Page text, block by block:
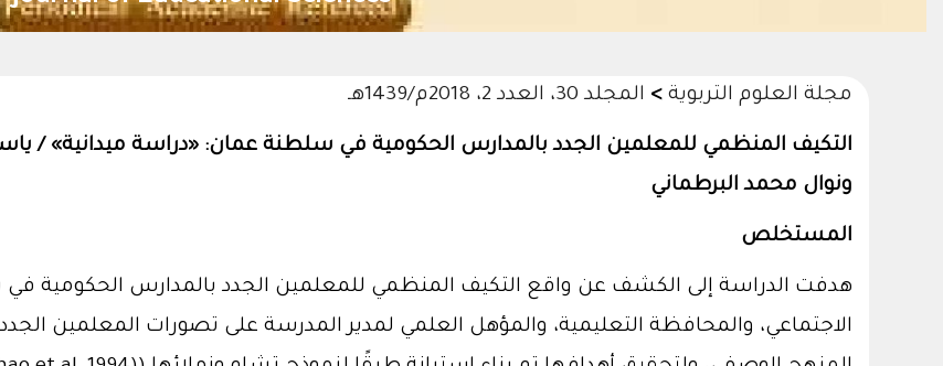
مجلة العلوم التربوية > المجلد 30، العدد 2، 2018م/1439هـ
التكيف المنظمي للمعلمين الجدد بالمدارس الحكومية في سلطنة عمان: «دراسة ميدانية» /
ونوال محمد البرطماني
المستخلص
هدفت الدراسة إلى الكشف عن واقع التكيف المنظمي للمعلمين الجدد بالمدارس الحكومية في
الاجتماعي، والمحافظة التعليمية، والمؤهل العلمي لمدير المدرسة على تصورات المعلمين